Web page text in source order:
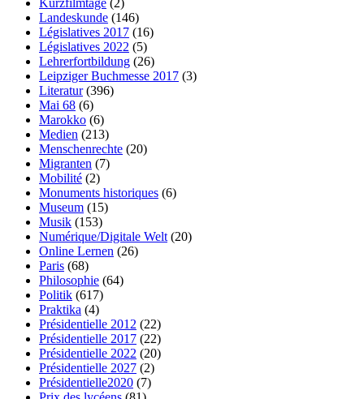
Kurzfilmtage (2)
Landeskunde (146)
Législatives 2017 (16)
Législatives 2022 (5)
Lehrerfortbildung (26)
Leipziger Buchmesse 2017 (3)
Literatur(396)
Mai 68 (6)
Marokko (6)
Medien (213)
Menschenrechte (20)
Migranten (7)
Mobilité (2)
Monuments historiques (6)
Museum (15)
Musik (153)
Numérique/Digitale Welt (20)
Online Lernen (26)
Paris (68)
Philosophie (64)
Politik (617)
Praktika (4)
Présidentielle 2012 (22)
Présidentielle 2017 (22)
Présidentielle 2022 (20)
Présidentielle 2027 (2)
Présidentielle2020 (7)